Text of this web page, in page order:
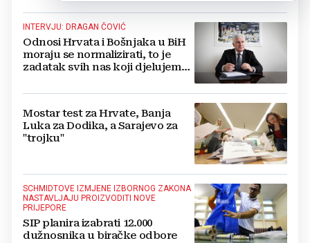
INTERVJU: DRAGAN ČOVIĆ
Odnosi Hrvata i Bošnjaka u BiH
moraju se normalizirati, to je
zadatak svih nas koji djelujemo
Mostar test za Hrvate, Banja
Luka za Dodika, a Sarajevo za
"trojku"
SCHMIDTOVE IZMJENE IZBORNOG ZAKONA
NASTAVLJAJU PROIZVODITI NOVE
PRIJEPORE
SIP planira izabrati 12.000
dužnosnika u biračke odbore